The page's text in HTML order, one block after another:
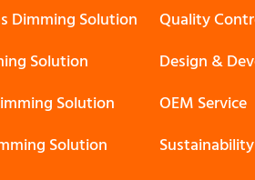
Dimming Solution
Solution
Solution
Solution
Quality
Design &
OEM Service
Sustainability